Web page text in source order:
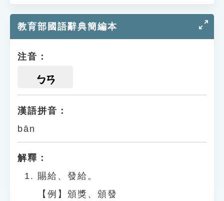
教育部國語辭典簡編本
注音：
ㄅㄢ
漢語拼音：
bān
解釋：
賜給、發給。
【例】頒獎、頒發